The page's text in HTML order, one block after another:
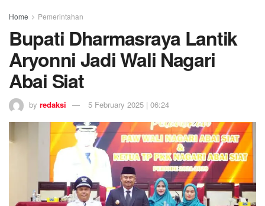
Home Pemerintahan
Bupati Dharmasraya Lantik
Aryonni Jadi Wali Nagari
Abai Siat
by redaksi 5 February 2025 | 06:24